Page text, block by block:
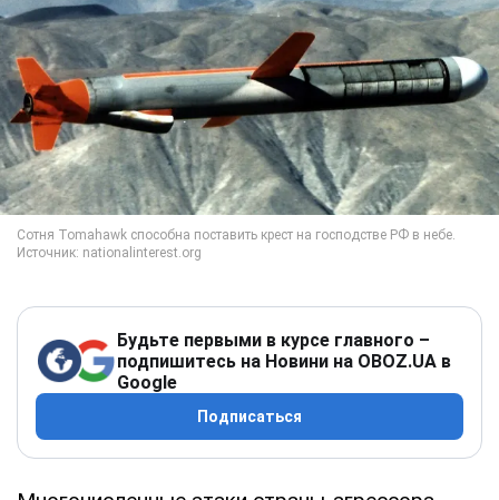
Будьте первыми в курсе главного –
подпишитесь на Новини на OBOZ.UA в
Google
Подписаться